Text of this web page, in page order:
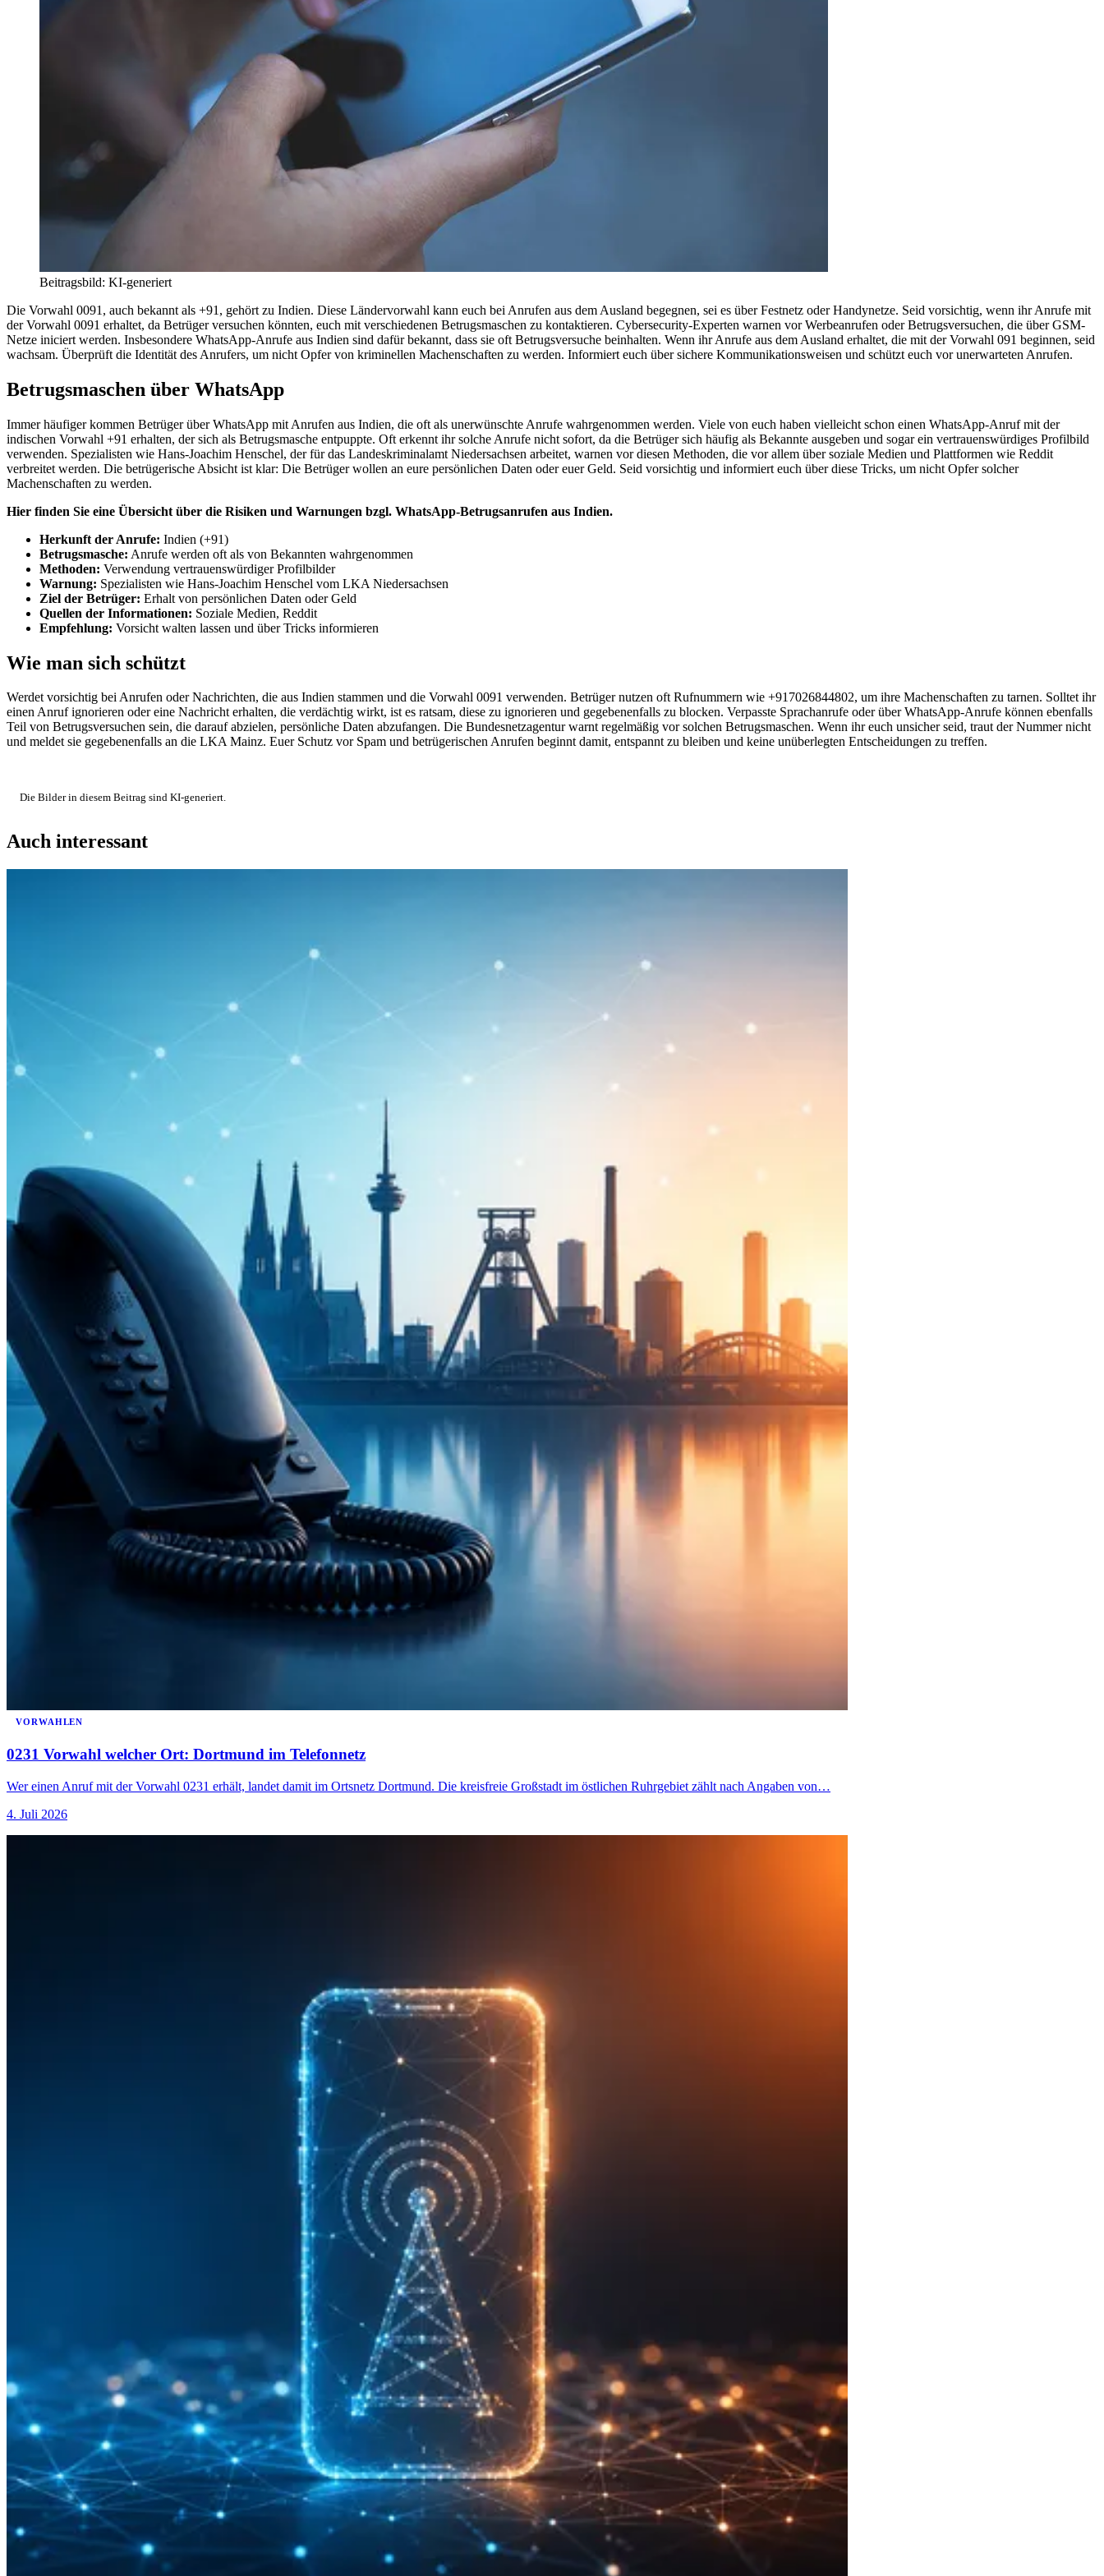
Beitragsbild: KI-generiert
Die Vorwahl 0091, auch bekannt als +91, gehört zu Indien. Diese Ländervorwahl kann euch bei Anrufen aus dem Ausland begegnen, sei es über Festnetz oder Handynetze. Seid vorsichtig, wenn ihr Anrufe mit
der Vorwahl 0091 erhaltet, da Betrüger versuchen könnten, euch mit verschiedenen Betrugsmaschen zu kontaktieren. Cybersecurity-Experten warnen vor Werbeanrufen oder Betrugsversuchen, die über GSM-
Netze iniciert werden. Insbesondere WhatsApp-Anrufe aus Indien sind dafür bekannt, dass sie oft Betrugsversuche beinhalten. Wenn ihr Anrufe aus dem Ausland erhaltet, die mit der Vorwahl 091 beginnen, seid
wachsam. Überprüft die Identität des Anrufers, um nicht Opfer von kriminellen Machenschaften zu werden. Informiert euch über sichere Kommunikationsweisen und schützt euch vor unerwarteten Anrufen.
Betrugsmaschen über WhatsApp
Immer häufiger kommen Betrüger über WhatsApp mit Anrufen aus Indien, die oft als unerwünschte Anrufe wahrgenommen werden. Viele von euch haben vielleicht schon einen WhatsApp-Anruf mit der
indischen Vorwahl +91 erhalten, der sich als Betrugsmasche entpuppte. Oft erkennt ihr solche Anrufe nicht sofort, da die Betrüger sich häufig als Bekannte ausgeben und sogar ein vertrauenswürdiges Profilbild
verwenden. Spezialisten wie Hans-Joachim Henschel, der für das Landeskriminalamt Niedersachsen arbeitet, warnen vor diesen Methoden, die vor allem über soziale Medien und Plattformen wie Reddit
verbreitet werden. Die betrügerische Absicht ist klar: Die Betrüger wollen an eure persönlichen Daten oder euer Geld. Seid vorsichtig und informiert euch über diese Tricks, um nicht Opfer solcher
Machenschaften zu werden.
Hier finden Sie eine Übersicht über die Risiken und Warnungen bzgl. WhatsApp-Betrugsanrufen aus Indien.
Herkunft der Anrufe: Indien (+91)
Betrugsmasche: Anrufe werden oft als von Bekannten wahrgenommen
Methoden: Verwendung vertrauenswürdiger Profilbilder
Warnung: Spezialisten wie Hans-Joachim Henschel vom LKA Niedersachsen
Ziel der Betrüger: Erhalt von persönlichen Daten oder Geld
Quellen der Informationen: Soziale Medien, Reddit
Empfehlung: Vorsicht walten lassen und über Tricks informieren
Wie man sich schützt
Werdet vorsichtig bei Anrufen oder Nachrichten, die aus Indien stammen und die Vorwahl 0091 verwenden. Betrüger nutzen oft Rufnummern wie +917026844802, um ihre Machenschaften zu tarnen. Solltet ihr
einen Anruf ignorieren oder eine Nachricht erhalten, die verdächtig wirkt, ist es ratsam, diese zu ignorieren und gegebenenfalls zu blocken. Verpasste Sprachanrufe oder über WhatsApp-Anrufe können ebenfalls
Teil von Betrugsversuchen sein, die darauf abzielen, persönliche Daten abzufangen. Die Bundesnetzagentur warnt regelmäßig vor solchen Betrugsmaschen. Wenn ihr euch unsicher seid, traut der Nummer nicht
und meldet sie gegebenenfalls an die LKA Mainz. Euer Schutz vor Spam und betrügerischen Anrufen beginnt damit, entspannt zu bleiben und keine unüberlegten Entscheidungen zu treffen.
Die Bilder in diesem Beitrag sind KI-generiert.
Auch interessant
VORWAHLEN
0231 Vorwahl welcher Ort: Dortmund im Telefonnetz
Wer einen Anruf mit der Vorwahl 0231 erhält, landet damit im Ortsnetz Dortmund. Die kreisfreie Großstadt im östlichen Ruhrgebiet zählt nach Angaben von…
4. Juli 2026